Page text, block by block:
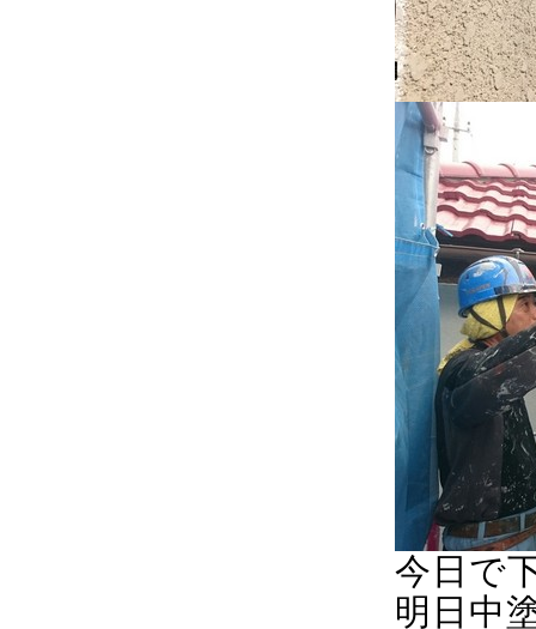
今日で
明日中